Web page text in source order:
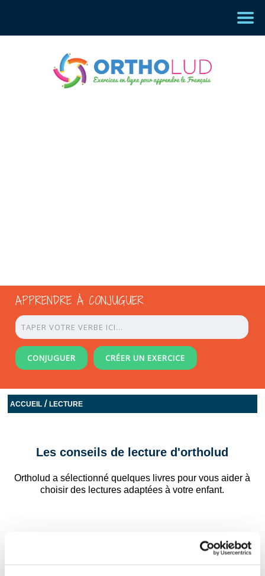
APPRENDRE À CONJUGUER
CONJUGUER CRÉER UN EXERCICE
ACCUEIL /LECTURE
Les conseils de lecture d'ortholud
Ortholud a sélectionné quelques livres pour vous aider à
choisir des lectures adaptées à votre enfant.